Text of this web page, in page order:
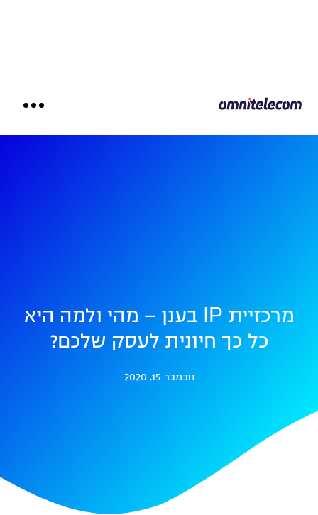
מרכזיית IP בענן – מהי ולמה היא
כל כך חיונית לעסק שלכם?
נובמבר 15, 2020